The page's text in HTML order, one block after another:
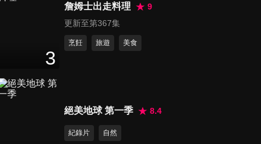
47分鐘
第71集 新奇小物大推薦!! 小宇
意想不到的另類樂團
47
3
詹姆士出走料理
9
更新至第367集
烹飪 旅遊 美食
絕美地球 第一季 8.4
紀錄片 自然